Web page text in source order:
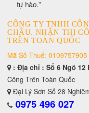
tự hào."
CÔNG TY TNHH
CHÂU. NHẬN THI
TRÊN TOÀN QUỐC
Mã Số Thuế: 0109757905
: Địa chỉ : Số 6 Ngõ 12
Công Trên Toàn Quốc
Đại Lý Sơn Số 28
0975 496 027